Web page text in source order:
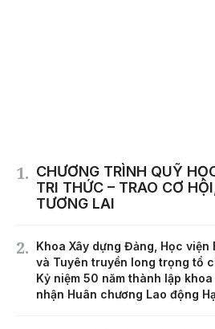
CHƯƠNG TRÌNH QUỸ
TRI THỨC – TRAO CƠ
TƯƠNG LAI
Khoa Xây dựng Đảng, Học viện
và Tuyên truyền long trọng tổ
Kỷ niệm 50 năm thành lập
nhận Huân chương Lao động